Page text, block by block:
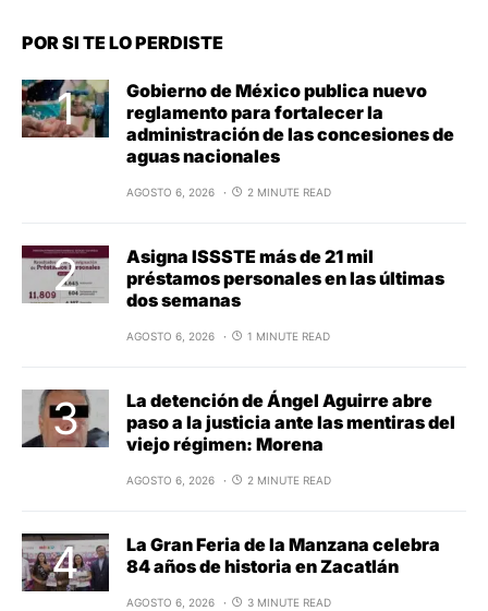
POR SI TE LO PERDISTE
Gobierno de México publica nuevo
reglamento para fortalecer la
administración de las concesiones de
aguas nacionales
AGOSTO 6, 2026 2 MINUTE READ
Asigna ISSSTE más de 21 mil
préstamos personales en las últimas
dos semanas
AGOSTO 6, 2026 1 MINUTE READ
La detención de Ángel Aguirre abre
paso a la justicia ante las mentiras del
viejo régimen: Morena
AGOSTO 6, 2026 2 MINUTE READ
La Gran Feria de la Manzana celebra
84 años de historia en Zacatlán
AGOSTO 6, 2026 3 MINUTE READ